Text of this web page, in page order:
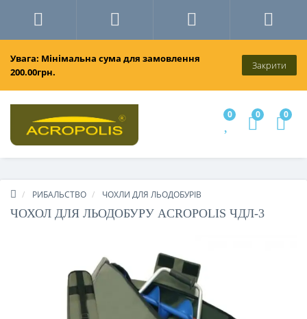
Увага: Мінімальна сума для замовлення
200.00грн.
Закрити
0 0 0
РИБАЛЬСТВО ЧОХЛИ ДЛЯ ЛЬОДОБУРІВ
ЧОХОЛ ДЛЯ ЛЬОДОБУРУ ACROPOLIS ЧДЛ-3